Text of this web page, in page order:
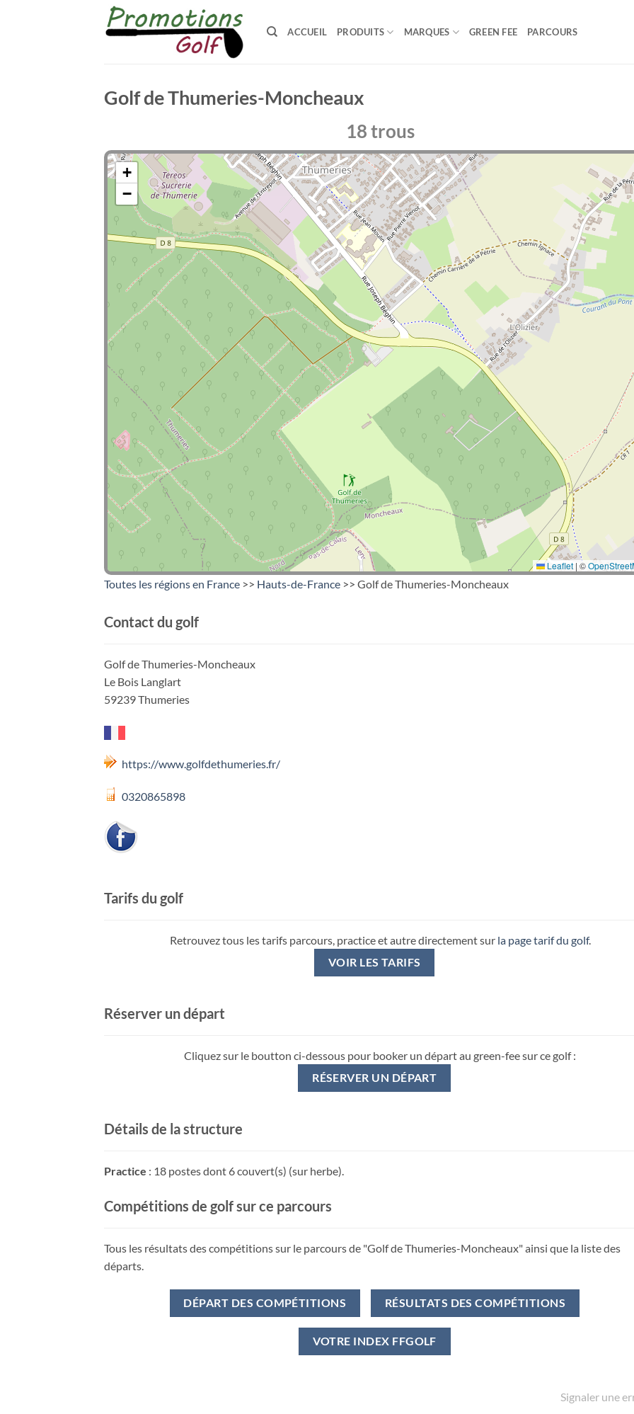
ACCUEIL PRODUITS MARQUES GREEN FEE PARCOURS
Golf de Thumeries-Moncheaux
18 trous
+
−
Leaflet | ©
Toutes les régions en France >> Hauts-de-France >> Golf de Thumeries-Moncheaux
Contact du golf
Golf de Thumeries-Moncheaux
Le Bois Langlart
59239 Thumeries
https://www.golfdethumeries.fr/
0320865898
Tarifs du golf
Retrouvez tous les tarifs parcours, practice et autre directement sur la page tarif du golf.
VOIR LES TARIFS
Réserver un départ
Cliquez sur le boutton ci-dessous pour booker un départ au green-fee sur ce golf :
RÉSERVER UN DÉPART
Détails de la structure
Practice : 18 postes dont 6 couvert(s) (sur herbe).
Compétitions de golf sur ce parcours
Tous les résultats des compétitions sur le parcours de "Golf de Thumeries-Moncheaux" ainsi que la liste des
départs.
DÉPART DES COMPÉTITIONS RÉSULTATS DES COMPÉTITIONS
VOTRE INDEX FFGOLF
Signaler une